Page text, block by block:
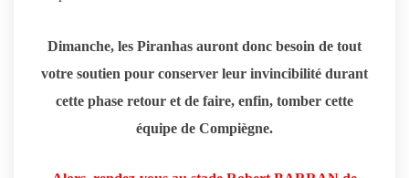
Dimanche, les Piranhas auront donc besoin de tout
votre soutien pour conserver leur invincibilité durant
cette phase retour et de faire, enfin, tomber cette
équipe de Compiègne.